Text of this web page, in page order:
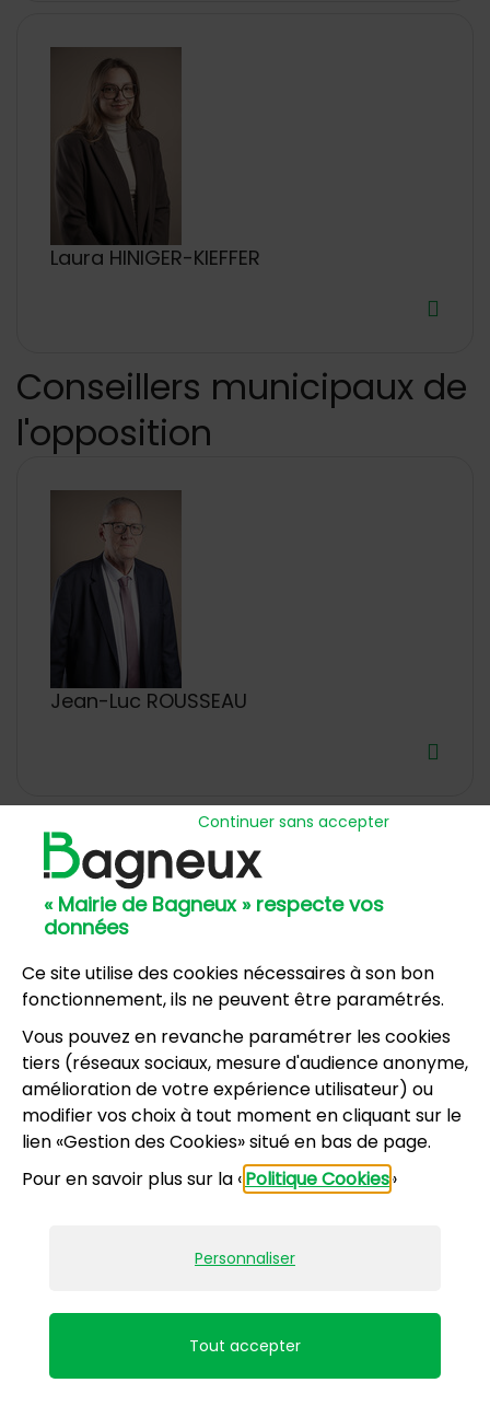
« Mairie de Bagneux » respecte vos
données
Ce site utilise des cookies nécessaires à son bon
fonctionnement, ils ne peuvent être paramétrés.
Vous pouvez en revanche paramétrer les cookies
tiers (réseaux sociaux, mesure d'audience anonyme,
amélioration de votre expérience utilisateur) ou
modifier vos choix à tout moment en cliquant sur le
lien «Gestion des Cookies» situé en bas de page.
Pour en savoir plus sur la «Politique Cookies»
Personnaliser
Continuer sans accepter
Tout accepter
Laura HINIGER-KIEFFER
Conseillers municipaux de
l'opposition
Jean-Luc ROUSSEAU
Antonio CEDIEL